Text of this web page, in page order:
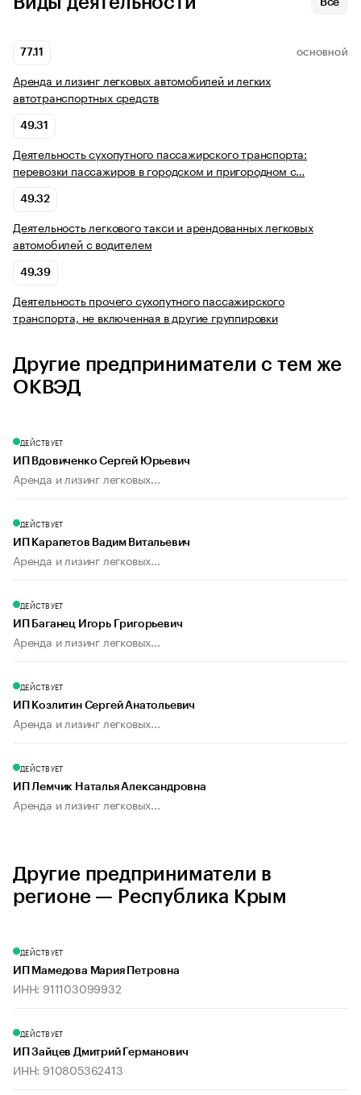
Все
77.11 ОСНОВНОЙ
Аренда и лизинг легковых автомобилей и легких
автотранспортных средств
49.31
Деятельность сухопутного пассажирского транспорта:
перевозки пассажиров в городском и пригородном с…
49.32
Деятельность легкового такси и арендованных легковых
автомобилей с водителем
49.39
Деятельность прочего сухопутного пассажирского
транспорта, не включенная в другие группировки
Другие предприниматели с тем же
ОКВЭД
ДЕЙСТВУЕТ
ИП Вдовиченко Сергей Юрьевич
Аренда и лизинг легковых...
ДЕЙСТВУЕТ
ИП Карапетов Вадим Витальевич
Аренда и лизинг легковых...
ДЕЙСТВУЕТ
ИП Баганец Игорь Григорьевич
Аренда и лизинг легковых...
ДЕЙСТВУЕТ
ИП Козлитин Сергей Анатольевич
Аренда и лизинг легковых...
ДЕЙСТВУЕТ
ИП Лемчик Наталья Александровна
Аренда и лизинг легковых...
Другие предприниматели в
регионе — Республика Крым
ДЕЙСТВУЕТ
ИП Мамедова Мария Петровна
ИНН: 911103099932
ДЕЙСТВУЕТ
ИП Зайцев Дмитрий Германович
ИНН: 910805362413